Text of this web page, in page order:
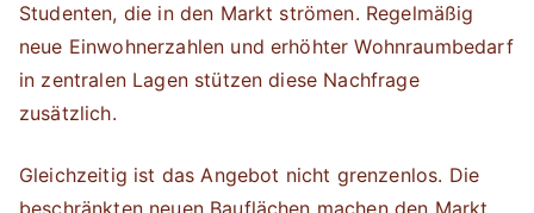
Studenten, die in den Markt strömen. Regelmäßig
neue Einwohnerzahlen und erhöhter Wohnraumbedarf
in zentralen Lagen stützen diese Nachfrage
zusätzlich.
Gleichzeitig ist das Angebot nicht grenzenlos. Die
beschränkten neuen Bauflächen machen den Markt